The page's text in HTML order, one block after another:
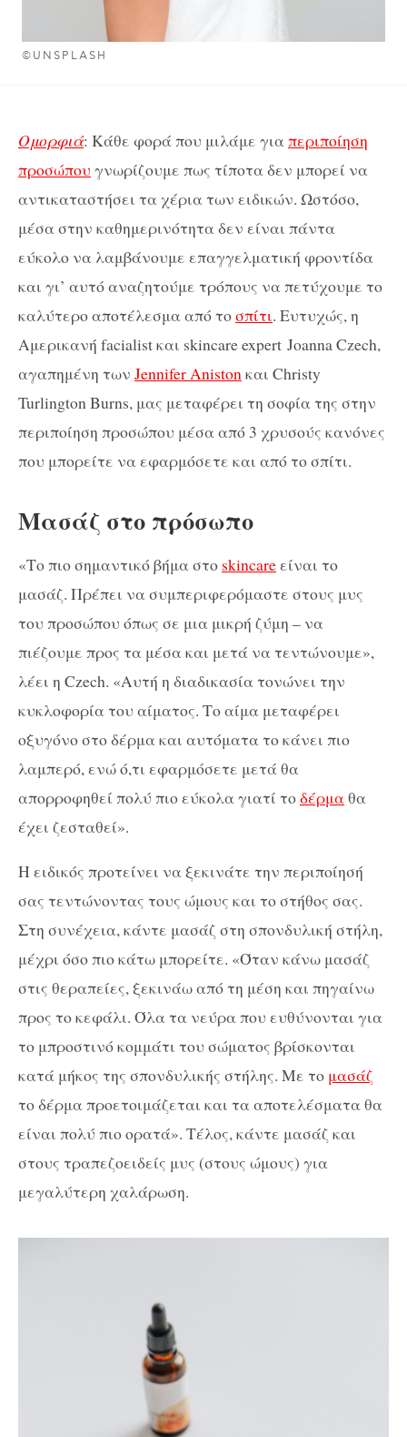
©UNSPLASH
Ομορφιά: Κάθε φορά που μιλάμε γιαπεριποίηση
προσώπου γνωρίζουμε πως τίποτα δεν μπορεί να
αντικαταστήσει τα χέρια των ειδικών. Ωστόσο,
μέσα στην καθημερινότητα δεν είναι πάντα
εύκολο να λαμβάνουμε επαγγελματική φροντίδα
και γι’ αυτό αναζητούμε τρόπους να πετύχουμε το
καλύτερο αποτέλεσμα από τοσπίτι. Ευτυχώς, η
Αμερικανή facialist και skincare expert Joanna Czech,
αγαπημένη των Jennifer Aniston και Christy
Turlington Burns, μας μεταφέρει τη σοφία της στην
περιποίηση προσώπου μέσα από 3 χρυσούς κανόνες
που μπορείτε να εφαρμόσετε και από το σπίτι.
Μασάζ στο πρόσωπο
«Το πιο σημαντικό βήμα στο skincareείναι το
μασάζ. Πρέπει να συμπεριφερόμαστε στους μυς
του προσώπου όπως σε μια μικρή ζύμη – να
πιέζουμε προς τα μέσα και μετά να τεντώνουμε»,
λέει η Czech. «Αυτή η διαδικασία τονώνει την
κυκλοφορία του αίματος. Το αίμα μεταφέρει
οξυγόνο στο δέρμα και αυτόματα το κάνει πιο
λαμπερό, ενώ ό,τι εφαρμόσετε μετά θα
απορροφηθεί πολύ πιο εύκολα γιατί τοδέρμαθα
έχει ζεσταθεί».
Η ειδικός προτείνει να ξεκινάτε την περιποίησή
σας τεντώνοντας τους ώμους και το στήθος σας.
Στη συνέχεια, κάντε μασάζ στη σπονδυλική στήλη,
μέχρι όσο πιο κάτω μπορείτε. «Όταν κάνω μασάζ
στις θεραπείες, ξεκινάω από τη μέση και πηγαίνω
προς το κεφάλι. Όλα τα νεύρα που ευθύνονται για
το μπροστινό κομμάτι του σώματος βρίσκονται
κατά μήκος της σπονδυλικής στήλης. Με το μασάζ
το δέρμα προετοιμάζεται και τα αποτελέσματα θα
είναι πολύ πιο ορατά». Τέλος, κάντε μασάζ και
στους τραπεζοειδείς μυς (στους ώμους) για
μεγαλύτερη χαλάρωση.